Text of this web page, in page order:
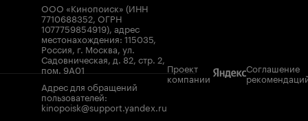
ООО «Кинопоиск» (ИНН
7710688352, ОГРН
1077759854919), адрес
местонахождения: 115035,
Россия, г. Москва, ул.
Садовническая, д. 82, стр. 2,
пом. 9А01
Адрес для обращений
пользователей:
kinopoisk@support.yandex.ru
Проект
компании
Соглашение